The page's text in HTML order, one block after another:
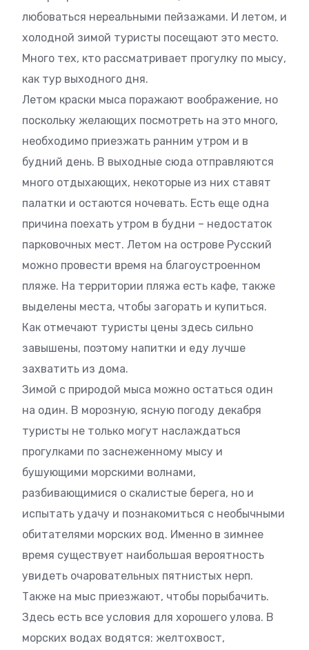
любоваться нереальными пейзажами. И летом, и
холодной зимой туристы посещают это место.
Много тех, кто рассматривает прогулку по мысу,
как тур выходного дня.
Летом краски мыса поражают воображение, но
поскольку желающих посмотреть на это много,
необходимо приезжать ранним утром и в
будний день. В выходные сюда отправляются
много отдыхающих, некоторые из них ставят
палатки и остаются ночевать. Есть еще одна
причина поехать утром в будни – недостаток
парковочных мест. Летом на острове Русский
можно провести время на благоустроенном
пляже. На территории пляжа есть кафе, также
выделены места, чтобы загорать и купиться.
Как отмечают туристы цены здесь сильно
завышены, поэтому напитки и еду лучше
захватить из дома.
Зимой с природой мыса можно остаться один
на один. В морозную, ясную погоду декабря
туристы не только могут наслаждаться
прогулками по заснеженному мысу и
бушующими морскими волнами,
разбивающимися о скалистые берега, но и
испытать удачу и познакомиться с необычными
обитателями морских вод. Именно в зимнее
время существует наибольшая вероятность
увидеть очаровательных пятнистых нерп.
Также на мыс приезжают, чтобы порыбачить.
Здесь есть все условия для хорошего улова. В
морских водах водятся: желтохвост,